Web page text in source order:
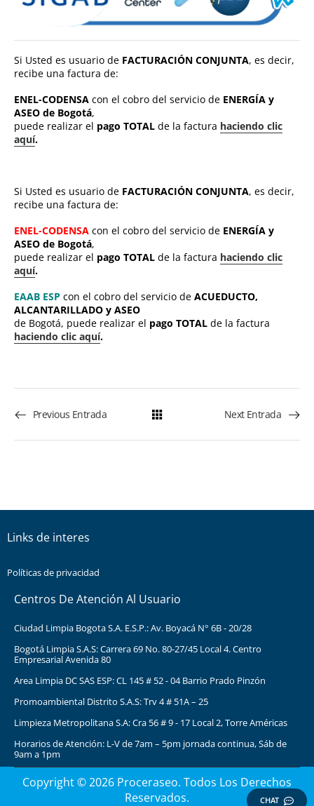
Si Usted es usuario de FACTURACIÓN CONJUNTA, es decir,
recibe una factura de:
ENEL-CODENSA con el cobro del servicio de ENERGÍA y
ASEO de Bogotá,
puede realizar el pago TOTAL de la factura haciendo clic
aquí.
Si Usted es usuario de FACTURACIÓN CONJUNTA, es decir,
recibe una factura de:
ENEL-CODENSA con el cobro del servicio de ENERGÍA y
ASEO de Bogotá,
puede realizar el pago TOTAL de la factura haciendo clic
aquí.
EAAB ESP con el cobro del servicio de ACUEDUCTO,
ALCANTARILLADO y ASEO
de Bogotá, puede realizar el pago TOTAL de la factura
haciendo clic aquí.
Previous Entrada Next Entrada
Links de interes
Políticas de privacidad
Centros De Atención Al Usuario
Ciudad Limpia Bogota S.A. E.S.P.: Av. Boyacá N° 6B - 20/28
Bogotá Limpia S.A.S: Carrera 69 No. 80-27/45 Local 4. Centro
Empresarial Avenida 80
Area Limpia DC SAS ESP: CL 145 # 52 - 04 Barrio Prado Pinzón
Promoambiental Distrito S.A.S: Trv 4 # 51A – 25
Limpieza Metropolitana S.A: Cra 56 # 9 - 17 Local 2, Torre Américas
Horarios de Atención: L-V de 7am – 5pm jornada continua, Sáb de
9am a 1pm
Copyright © 2026 Proceraseo. Todos Los Derechos
Reservados.
CHAT